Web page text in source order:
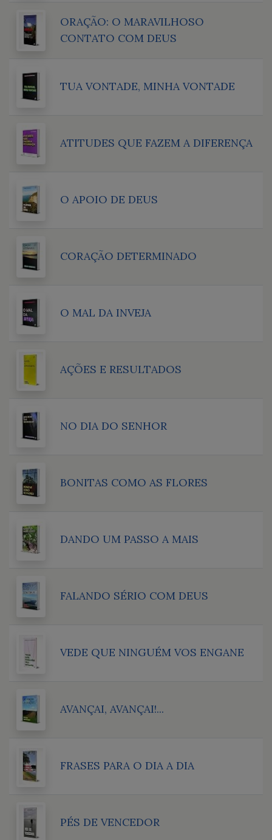
ORAÇÃO: O MARAVILHOSO
CONTATO COM DEUS
TUA VONTADE, MINHA VONTADE
ATITUDES QUE FAZEM A DIFERENÇA
O APOIO DE DEUS
CORAÇÃO DETERMINADO
O MAL DA INVEJA
AÇÕES E RESULTADOS
NO DIA DO SENHOR
BONITAS COMO AS FLORES
DANDO UM PASSO A MAIS
FALANDO SÉRIO COM DEUS
VEDE QUE NINGUÉM VOS ENGANE
AVANÇAI, AVANÇAI!...
FRASES PARA O DIA A DIA
PÉS DE VENCEDOR